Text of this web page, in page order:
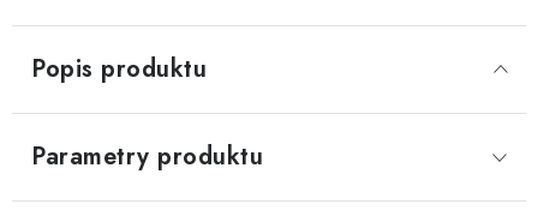
Popis produktu
Parametry produktu